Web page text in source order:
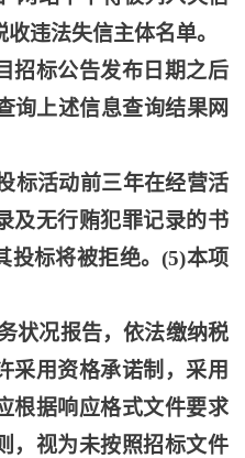
违法失信主体名单。
招标公告发布日期之后
询上述信息查询结果网
标活动前三年在经营活
及无行贿犯罪记录的书
投标将被拒绝。(5)本项
状况报告，依法缴纳税
采用资格承诺制，采用
根据响应格式文件要求
，视为未按照招标文件